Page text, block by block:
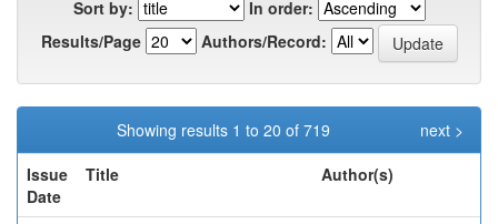
Sort by:
In order:
Results/Page
Authors/Record:
Showing results 1 to 20 of 719
next >
Issue
Date
Title Author(s)